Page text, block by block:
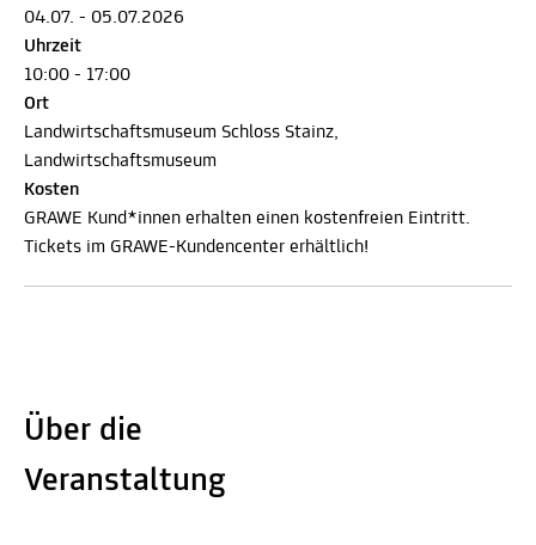
04.07. - 05.07.2026
Uhrzeit
10:00 - 17:00
Ort
Landwirtschaftsmuseum Schloss Stainz,
Landwirtschaftsmuseum
Kosten
GRAWE Kund*innen erhalten einen kostenfreien Eintritt.
Tickets im GRAWE-Kundencenter erhältlich!
Über die
Veranstaltung